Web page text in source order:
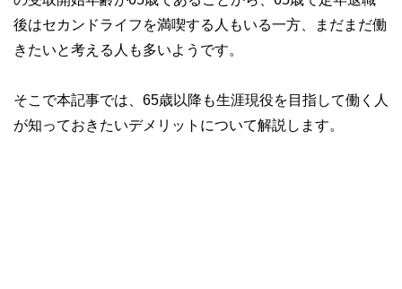
後はセカンドライフを満喫する人もいる一方、まだまだ働
きたいと考える人も多いようです。
そこで本記事では、65歳以降も生涯現役を目指して働く人
が知っておきたいデメリットについて解説します。